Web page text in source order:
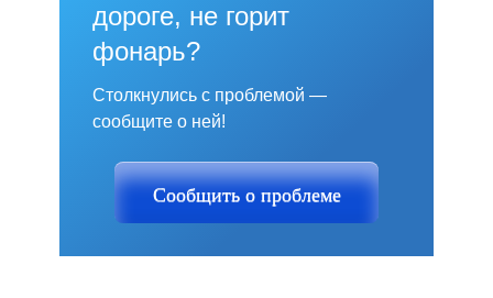
дороге, не горит
фонарь?
Столкнулись с проблемой —
сообщите о ней!
Сообщить о проблеме